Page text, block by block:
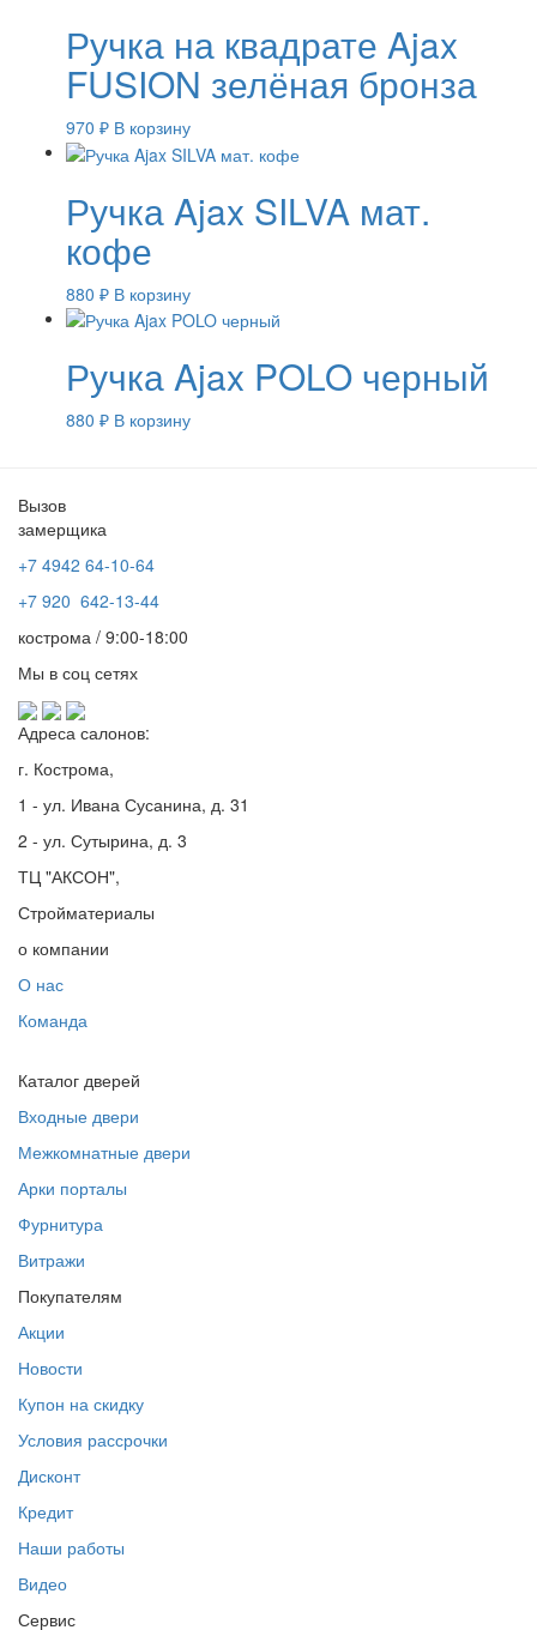
Ручка на квадрате Ajax
FUSION зелёная бронза
970 ₽ В корзину
Ручка Ajax SILVA мат.
кофе
880 ₽ В корзину
Ручка Ajax POLO черный
880 ₽ В корзину
Вызов
замерщика
+7 4942 64-10-64
+7 920 642-13-44
кострома / 9:00-18:00
Мы в соц сетях
Адреса салонов:
г. Кострома,
1 - ул. Ивана Сусанина, д. 31
2 - ул. Сутырина, д. 3
ТЦ "АКСОН",
Стройматериалы
о компании
О нас
Команда
Каталог дверей
Входные двери
Межкомнатные двери
Арки порталы
Фурнитура
Витражи
Покупателям
Акции
Новости
Купон на скидку
Условия рассрочки
Дисконт
Кредит
Наши работы
Видео
Сервис